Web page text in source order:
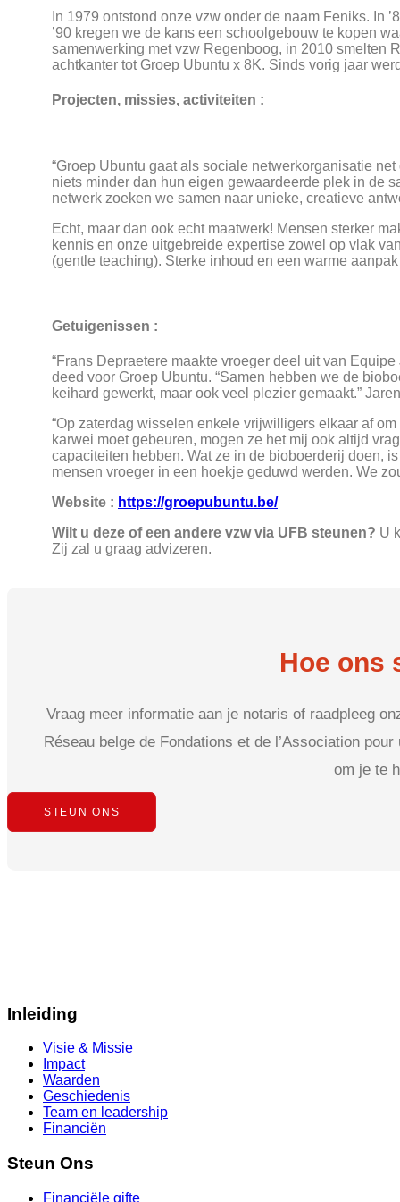
In 1979 ontstond onze vzw onder de naam Feniks. In
’90 kregen we de kans een schoolgebouw te kopen
samenwerking met vzw Regenboog, in 2010 smelten
achtkanter tot Groep Ubuntu x 8K. Sinds vorig jaar
Projecten, missies, activiteiten :
“Groep Ubuntu gaat als sociale netwerkorganisatie
niets minder dan hun eigen gewaardeerde plek in de
netwerk zoeken we samen naar unieke, creatieve
Echt, maar dan ook echt maatwerk! Mensen sterker
kennis en onze uitgebreide expertise zowel op vlak
(gentle teaching). Sterke inhoud en een warme
Getuigenissen :
“Frans Depraetere maakte vroeger deel uit van
deed voor Groep Ubuntu. “Samen hebben we de
keihard gewerkt, maar ook veel plezier gemaakt.”
“Op zaterdag wisselen enkele vrijwilligers elkaar af
karwei moet gebeuren, mogen ze het mij ook altijd
capaciteiten hebben. Wat ze in de bioboerderij doen,
mensen vroeger in een hoekje geduwd werden. We
Website : https://groepubuntu.be/
Wilt u deze of een andere vzw via UFB steunen? U
Zij zal u graag advizeren.
Hoe ons
Vraag meer informatie aan je notaris of raadpleeg
Réseau belge de Fondations et de l’Association
om je te
STEUN ONS
Inleiding
Visie & Missie
Impact
Waarden
Geschiedenis
Team en leadership
Financiën
Steun Ons
Financiële gifte